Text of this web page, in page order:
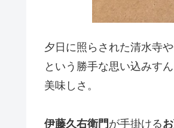
夕日に照らされた清水寺
という勝手な思い込みす
美味しさ。
伊藤久右衛門 が手掛ける